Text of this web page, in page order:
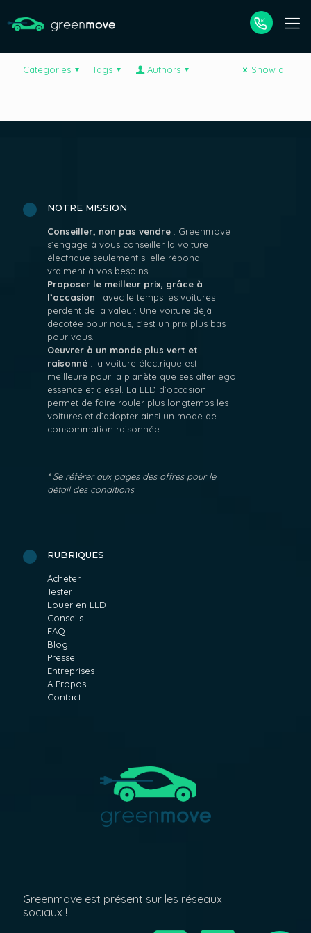
Categories Tags Authors Show all
NOTRE MISSION
Conseiller, non pas vendre : Greenmove
s’engage à vous conseiller la voiture
électrique seulement si elle répond
vraiment à vos besoins.
Proposer le meilleur prix, grâce à
l’occasion : avec le temps les voitures
perdent de la valeur. Une voiture déjà
décotée pour nous, c’est un prix plus bas
pour vous.
Oeuvrer à un monde plus vert et
raisonné : la voiture électrique est
meilleure pour la planète que ses alter ego
essence et diesel. La LLD d’occasion
permet de faire rouler plus longtemps les
voitures et d’adopter ainsi un mode de
consommation raisonnée.
* Se référer aux pages des offres pour le
détail des conditions
RUBRIQUES
Acheter
Tester
Louer en LLD
Conseils
FAQ
Blog
Presse
Entreprises
A Propos
Contact
Greenmove est présent sur les réseaux
sociaux !